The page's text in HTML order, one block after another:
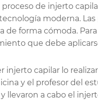
proceso de injerto
moderna.
de forma cómoda.
que debe
injerto capilar lo
y el profesor del
llevaron a cabo el